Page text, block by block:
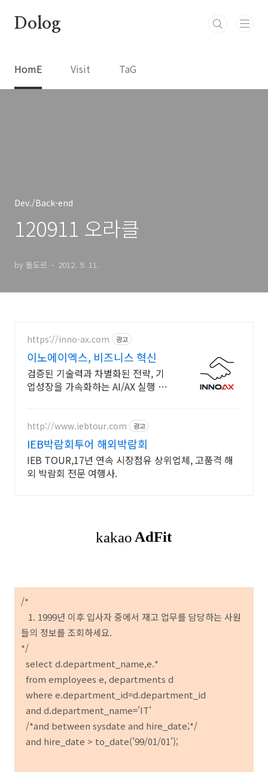
Dolog
HomE Visit TaG
Dev./Back-end
120911 오라클
by 돌도르 2012. 9. 11.
https://inno-ax.com 광고
이노에이엑스, 비즈니스 혁신
검증된 기술력과 차별화된 전략, 기
업성장을 가속화하는 AI/AX 실행 최
http://www.iebtour.com 광고
IEB박람회투어 해외박람회
IEB TOUR,17년 연속 시장점유 상위업체, 고품격 해
외 박람회 전문 여행사.
/*
1. 1999년 이후 입사자 중에서 재고 업무를 담당하는 사원
들의 정보를 조회하세요.
*/
select d.department_name,e.*
from employees e, departments d
where e.department_id=d.department_id
and d.department_name='IT'
/*and between sysdate and hire_date;*/
and hire_date > to_date('99/01/01');